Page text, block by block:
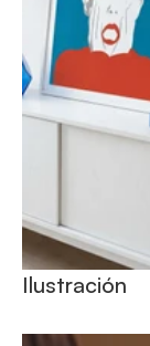
Ilustración